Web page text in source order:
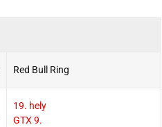
Red Bull Ring
19. hely
GTX 9.